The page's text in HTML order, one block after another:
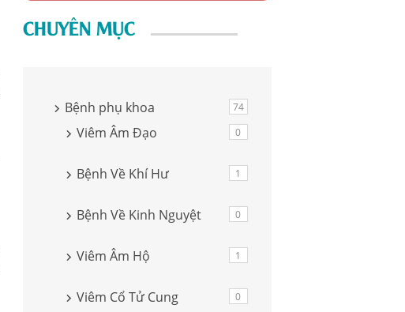
CHUYÊN MỤC
Bệnh phụ khoa 74
Viêm Âm Đạo 0
Bệnh Về Khí Hư 1
Bệnh Về Kinh Nguyệt 0
Viêm Âm Hộ 1
Viêm Cổ Tử Cung 0